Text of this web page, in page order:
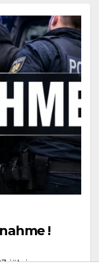
!
jährige